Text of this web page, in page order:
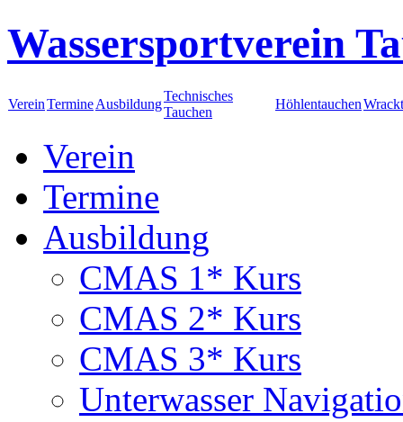
Wassersportverein
VereinTermineAusbildung
Technisches
Tauchen
Höhlentauchen
Verein
Termine
Ausbildung
CMAS 1* Kurs
CMAS 2* Kurs
CMAS 3* Kurs
Unterwasser